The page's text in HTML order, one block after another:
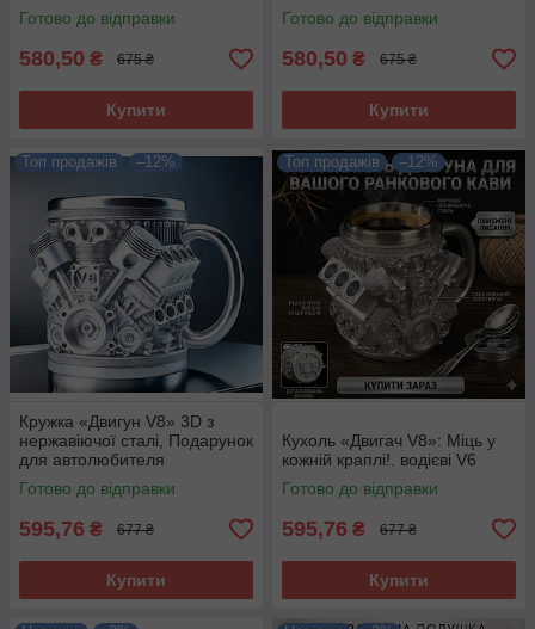
Готово до відправки
580,50 ₴ 675 ₴
Купити
Готово до відправки
580,50 ₴ 675 ₴
Купити
Топ продажів –12%
Кружка «Двигун V8» 3D з
нержавіючої сталі, Подарунок
для автолюбителя
Готово до відправки
595,76 ₴ 677 ₴
Купити
Топ продажів –12%
Кухоль «Двигач V8»: Міць у
кожній краплі!. водієві V6
Готово до відправки
595,76 ₴ 677 ₴
Купити